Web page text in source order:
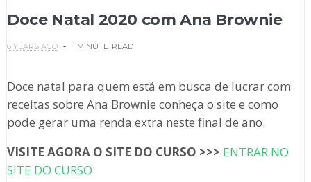
Doce Natal 2020 com Ana Brownie
6 YEARS AGO 1 MINUTE READ
Doce natal para quem está em busca de lucrar com
receitas sobre Ana Brownie conheça o site e como
pode gerar uma renda extra neste final de ano.
VISITE AGORA O SITE DO CURSO >>> ENTRAR NO
SITE DO CURSO